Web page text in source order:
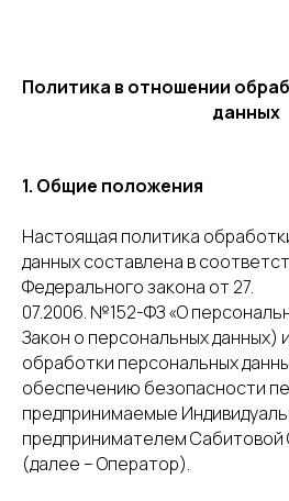
Политика в отношении
данных
1. Общие положения
Настоящая политика
данных составлена в
Федерального закона от 27.
07.2006. №152-ФЗ «О
Закон о персональных данных)
обработки персональных
обеспечению безопасности
предпринимаемые
предпринимателем
(далее – Оператор).